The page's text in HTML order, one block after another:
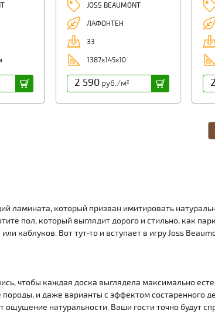
JOSS BEAUMONT
ЛАФОНТЕН
33
1387x145x10
2 590руб./м2
ламината, который призван имитировать
пол, который выглядит дорого и стильно, как
каблуков. Вот тут-то и вступает в игру Joss
чтобы каждая доска выглядела максимально
и даже варианты с эффектом состаренного
натуральности. Ваши гости точно будут